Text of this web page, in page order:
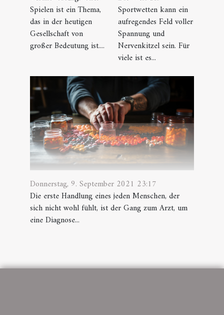
Spielen ist ein Thema,
das in der heutigen
Gesellschaft von
großer Bedeutung ist....
Sportwetten kann ein
aufregendes Feld voller
Spannung und
Nervenkitzel sein. Für
viele ist es...
Donnerstag, 9. September 2021 23:17
Die erste Handlung eines jeden Menschen, der
sich nicht wohl fühlt, ist der Gang zum Arzt, um
eine Diagnose...